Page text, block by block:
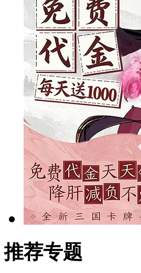
推荐专题